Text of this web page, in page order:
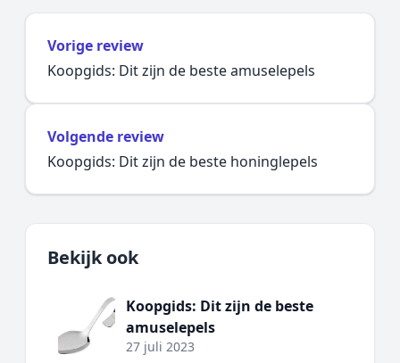
Vorige review
Koopgids: Dit zijn de beste amuselepels
Volgende review
Koopgids: Dit zijn de beste honinglepels
Bekijk ook
Koopgids: Dit zijn de beste
amuselepels
27 juli 2023